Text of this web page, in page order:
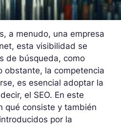
a menudo, una empresa
esta visibilidad se
de búsqueda, como
obstante, la competencia
es esencial adoptar la
el SEO. En este
qué consiste y también
por la